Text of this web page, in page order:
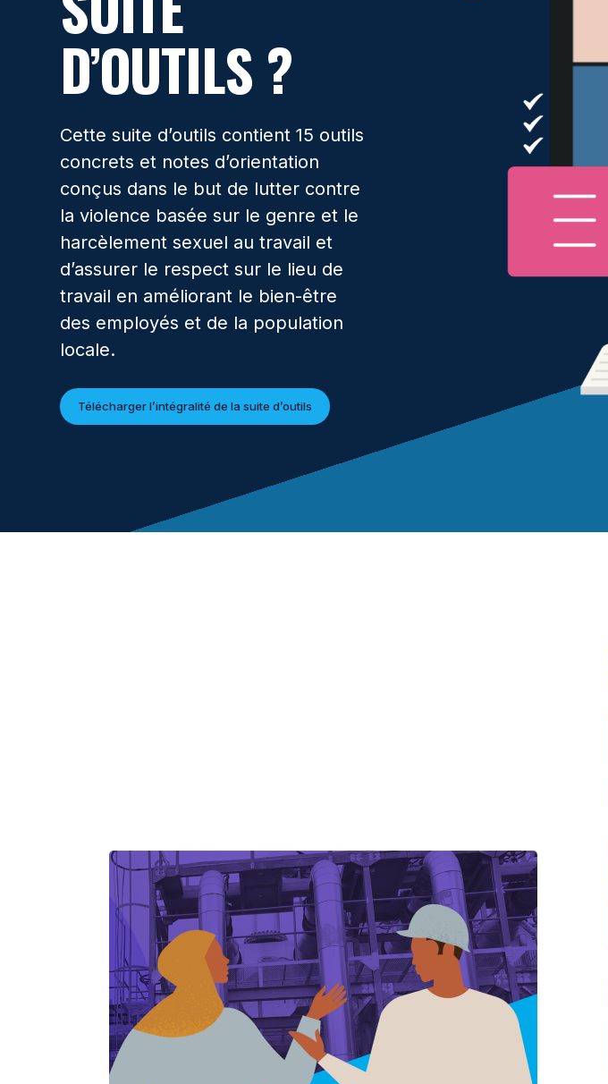
D’OUTILS ?
Cette suite d’outils contient 15 outils
concrets et notes d’orientation
conçus dans le but de lutter contre
la violence basée sur le genre et le
harcèlement sexuel au travail et
d’assurer le respect sur le lieu de
travail en améliorant le bien-être
des employés et de la population
locale.
Télécharger l’intégralité de la suite d’outils